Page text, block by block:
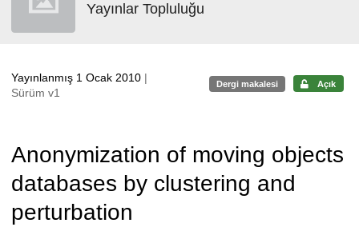
Yayınlar Topluluğu
Yayınlanmış 1 Ocak 2010 |
Sürüm v1
Dergi makalesi Açık
Anonymization of moving objects
databases by clustering and
perturbation